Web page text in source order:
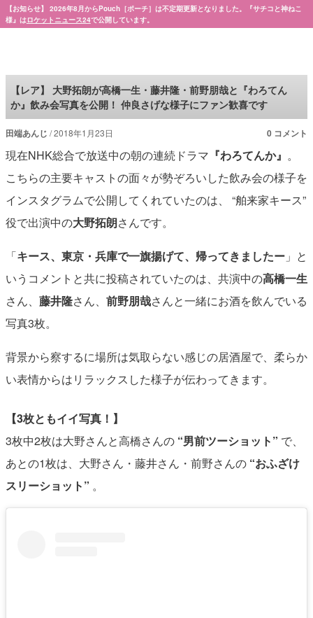
【お知らせ】 2026年8月からPouch［ポーチ］は不定期更新となりました。『サチコと神ねこ
様』はロケットニュース24で公開しています。
【レア】 大野拓朗が高橋一生・藤井隆・前野朋哉と『わろてん
か』飲み会写真を公開！ 仲良さげな様子にファン歓喜です
田端あんじ 2018年1月23日 0 コメント
現在NHK総合で放送中の朝の連続ドラマ 『わろてんか』 。
こちらの主要キャストの面々が勢ぞろいした飲み会の様子を
インスタグラムで公開してくれていたのは、 “舶来家キース”
役で出演中の大野拓朗さんです。
「キース、東京・兵庫で一旗揚げて、帰ってきましたー」と
いうコメントと共に投稿されていたのは、共演中の高橋一生
さん、 藤井隆さん、 前野朋哉さんと一緒にお酒を飲んでいる
写真3枚。
背景から察するに場所は気取らない感じの居酒屋で、柔らか
い表情からはリラックスした様子が伝わってきます。
【3枚ともイイ写真！】
3枚中2枚は大野さんと高橋さんの“男前ツーショット” で、
あとの1枚は、大野さん・藤井さん・前野さんの“おふざけ
スリーショット” 。